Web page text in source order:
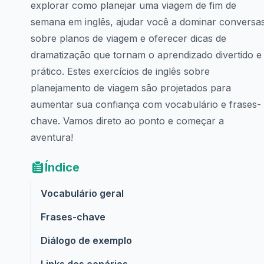
explorar como planejar uma viagem de fim de
semana em inglês, ajudar você a dominar
sobre planos de viagem e oferecer dicas de
dramatização que tornam o aprendizado divertido e
prático. Estes exercícios de inglês sobre
planejamento de viagem são projetados para
aumentar sua confiança com vocabulário e frases-
chave. Vamos direto ao ponto e começar a
aventura!
Índice
Vocabulário geral
Frases-chave
Diálogo de exemplo